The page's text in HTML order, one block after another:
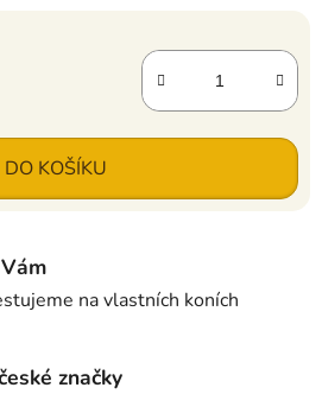
DO KOŠÍKU
na vlastních koních
značky